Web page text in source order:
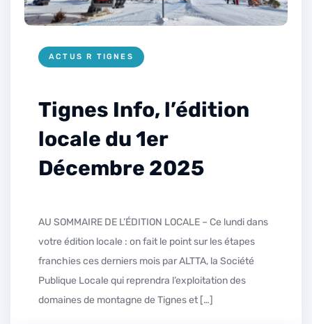
ACTUS R TIGNES
Tignes Info, l’édition
locale du 1er
Décembre 2025
AU SOMMAIRE DE L’ÉDITION LOCALE – Ce lundi dans
votre édition locale : on fait le point sur les étapes
franchies ces derniers mois par ALTTA, la Société
Publique Locale qui reprendra l’exploitation des
domaines de montagne de Tignes et […]